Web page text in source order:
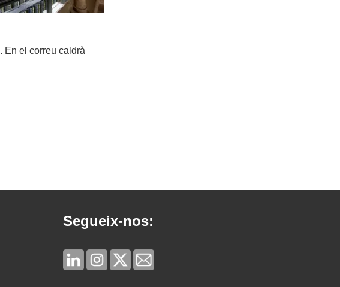
. En el correu caldrà
Segueix-nos: